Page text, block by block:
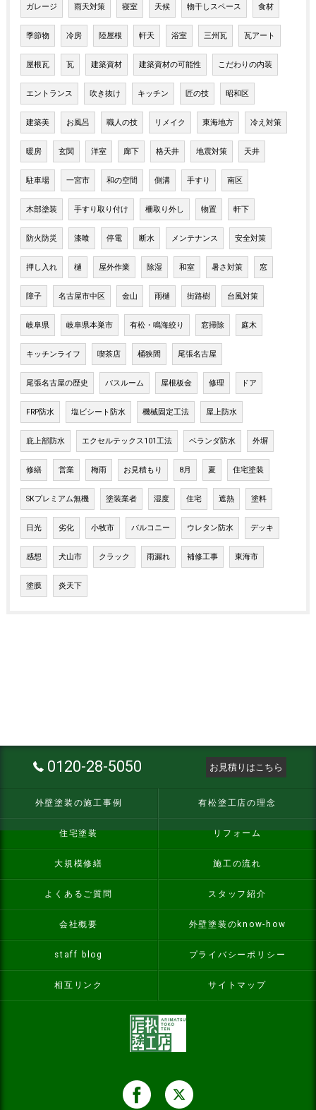
ガレージ 雨天対策 寝室 天候 物干しスペース 食材
季節物 冷房 陸屋根 軒天 浴室 三州瓦 瓦アート
屋根瓦 瓦 建築資材 建築資材の可能性 こだわりの内装
エントランス 吹き抜け キッチン 匠の技 昭和区
建築美 お風呂 職人の技 リメイク 東海地方 冷え対策
暖房 玄関 洋室 廊下 格天井 地震対策 天井
駐車場 一宮市 和の空間 側溝 手すり 南区
木部塗装 手すり取り付け 柵取り外し 物置 軒下
防火防災 漆喰 停電 断水 メンテナンス 安全対策
押し入れ 樋 屋外作業 除湿 和室 暑さ対策 窓
障子 名古屋市中区 金山 雨樋 街路樹 台風対策
岐阜県 岐阜県本巣市 有松・鳴海絞り 窓掃除 庭木
キッチンライフ 喫茶店 桶狭間 尾張名古屋
尾張名古屋の歴史 バスルーム 屋根板金 修理 ドア
FRP防水 塩ビシート防水 機械固定工法 屋上防水
庇上部防水 エクセルテックス101工法 ベランダ防水 外塀
修繕 営業 梅雨 お見積もり 8月 夏 住宅塗装
SKプレミアム無機 塗装業者 湿度 住宅 遮熱 塗料
日光 劣化 小牧市 バルコニー ウレタン防水 デッキ
感想 犬山市 クラック 雨漏れ 補修工事 東海市
塗膜 炎天下
0120-28-5050 お見積りはこちら
外壁塗装の施工事例 有松塗工店の理念
住宅塗装 リフォーム
大規模修繕 施工の流れ
よくあるご質問 スタッフ紹介
会社概要 外壁塗装のknow-how
staff blog プライバシーポリシー
相互リンク サイトマップ